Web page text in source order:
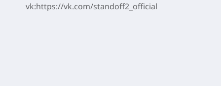
vk:https://vk.com/standoff2_official